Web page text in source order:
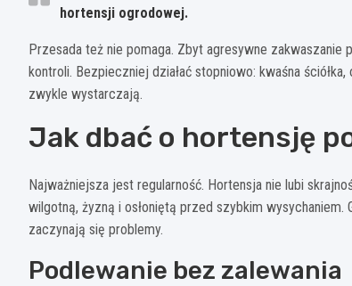
hortensji ogrodowej.
Przesada też nie pomaga. Zbyt agresywne zakwaszanie
kontroli. Bezpieczniej działać stopniowo: kwaśna
zwykle wystarczają.
Jak dbać o hortensję
Najważniejsza jest regularność. Hortensja nie lubi
wilgotną, żyzną i osłoniętą przed szybkim
zaczynają się problemy.
Podlewanie bez zalewania